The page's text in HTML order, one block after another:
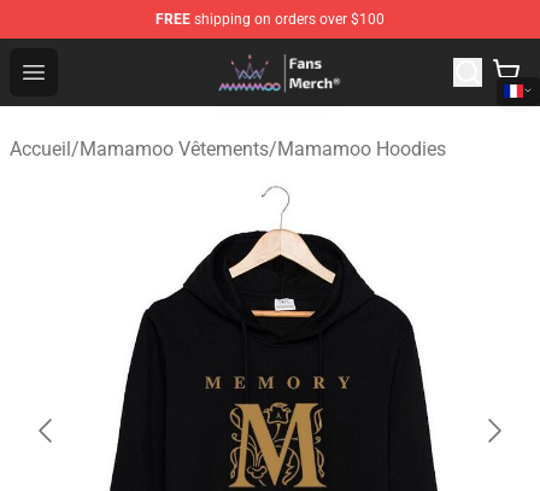
FREE shipping on orders over $100
Open menu
Mamamoo Store - Official Mamamoo Merchandise Shop
Accueil/Mamamoo Vêtements/Mamamoo Hoodies